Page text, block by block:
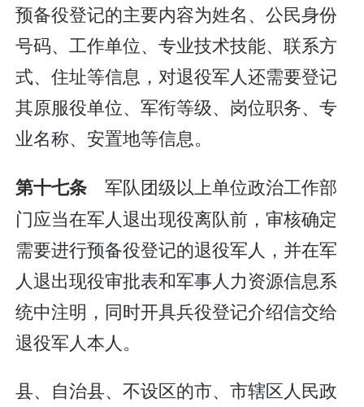
预备役登记的主要内容为姓名、公民身份
号码、工作单位、专业技术技能、联系方
式、住址等信息，对退役军人还需要登记
其原服役单位、军衔等级、岗位职务、专
业名称、安置地等信息。
第十七条军队团级以上单位政治工作部
门应当在军人退出现役离队前，审核确定
需要进行预备役登记的退役军人，并在军
人退出现役审批表和军事人力资源信息系
统中注明，同时开具兵役登记介绍信交给
退役军人本人。
县、自治县、不设区的市、市辖区人民政